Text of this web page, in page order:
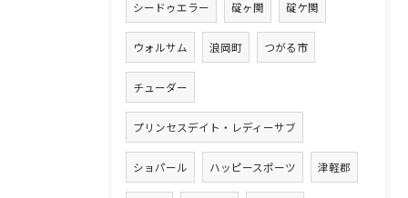
シードゥエラー 碇ヶ関 碇ケ関
ウォルサム 浪岡町 つがる市
チューダー
プリンセスデイト・レディーサブ
ショパール ハッピースポーツ 津軽郡